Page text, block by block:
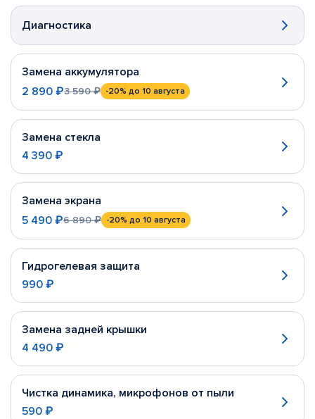
Диагностика
Замена аккумулятора
2 890 ₽3 590 ₽ -20% до 10 августа
Замена стекла
4 390 ₽
Замена экрана
5 490 ₽6 890 ₽ -20% до 10 августа
Гидрогелевая защита
990 ₽
Замена задней крышки
4 490 ₽
Чистка динамика, микрофонов от пыли
590 ₽